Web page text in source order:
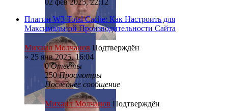
02 фев 2025, 22:12
Плагин W3 Total Cache: Как Настроить для
Максимальной Производительности Сайта
Михаил Молчанов Подтверждён
» 25 янв 2025, 16:04
0Ответы
250Просмотры
Последнее сообщение
Михаил Молчанов Подтверждён